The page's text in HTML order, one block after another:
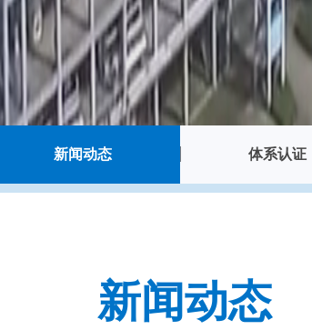
新闻动态 体系认证
新闻动态